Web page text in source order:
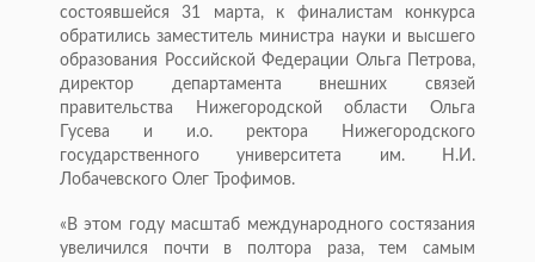
состоявшейся 31 марта, к финалистам конкурса
обратились заместитель министра науки и высшего
образования Российской Федерации Ольга Петрова,
директор департамента внешних связей
правительства Нижегородской области Ольга
Гусева и и.о. ректора Нижегородского
государственного университета им. Н.И.
Лобачевского Олег Трофимов.
«В этом году масштаб международного состязания
увеличился почти в полтора раза, тем самым